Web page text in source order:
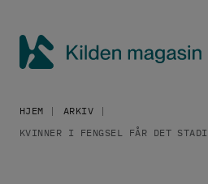
HJEM
ARKIV
KVINNER I FENGSEL FÅR DET